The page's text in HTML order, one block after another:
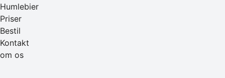
Humlebier
Priser
Bestil
Kontakt
om os